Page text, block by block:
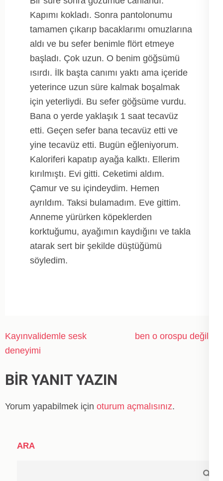
Kapımı kokladı. Sonra pantolonumu
tamamen çıkarıp bacaklarımı omuzlarına
aldı ve bu sefer benimle flört etmeye
başladı. Çok uzun. O benim göğsümü
ısırdı. İlk başta canımı yaktı ama içeride
yeterince uzun süre kalmak boşalmak
için yeterliydi. Bu sefer göğsüme vurdu.
Bana o yerde yaklaşık 1 saat tecavüz
etti. Geçen sefer bana tecavüz etti ve
yine tecavüz etti. Bugün eğleniyorum.
Kaloriferi kapatıp ayağa kalktı. Ellerim
kırılmıştı. Evi gitti. Ceketimi aldım.
Çamur ve su içindeydim. Hemen
ayrıldım. Taksi bulamadım. Eve gittim.
Anneme yürürken köpeklerden
korktuğumu, ayağımın kaydığını ve takla
atarak sert bir şekilde düştüğümü
söyledim.
Yazı
gezinmesi
Kayınvalidemle sesk
deneyimi
ben o orospu değilim
BIR YANIT YAZIN
Yorum yapabilmek için oturum açmalısınız.
ARA